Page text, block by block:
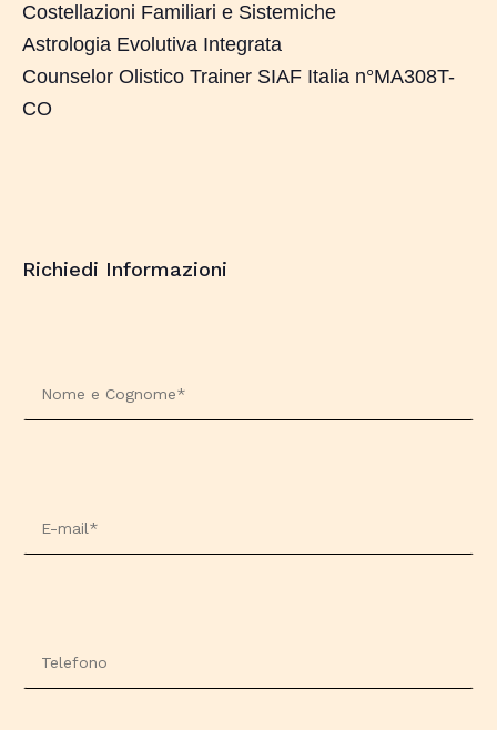
Costellazioni Familiari e Sistemiche
Astrologia Evolutiva Integrata
Counselor Olistico Trainer SIAF Italia n°MA308T-
CO
Richiedi Informazioni